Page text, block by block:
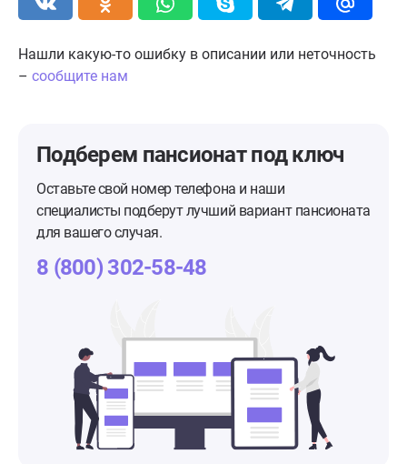
Нашли какую-то ошибку в описании или неточность
– сообщите нам
Подберем пансионатпод ключ
Оставьте свой номер телефона и наши
специалисты подберут лучший вариант пансионата
для вашего случая.
8 (800) 302-58-48